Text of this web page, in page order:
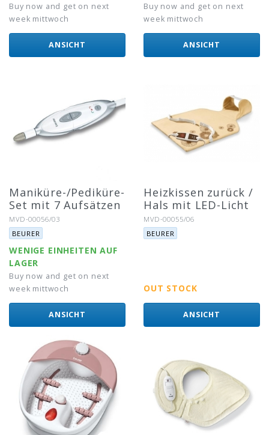
Buy now and get on next
week mittwoch
ANSICHT
Buy now and get on next
week mittwoch
ANSICHT
Maniküre-/Pediküre-
Set mit 7 Aufsätzen
Artikel-Nr.:
MVD-00056/03
Marke:
BEURER
WENIGE EINHEITEN AUF
LAGER
Buy now and get on next
week mittwoch
ANSICHT
Heizkissen zurück /
Hals mit LED-Licht
Artikel-Nr.:
MVD-00055/06
Marke:
BEURER
OUT STOCK
ANSICHT